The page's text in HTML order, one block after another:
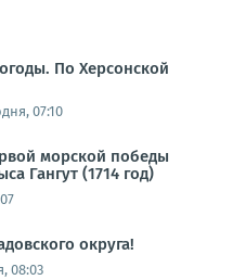
По Херсонской
07:10
морской победы
Гангут (1714 год)
округа!
08:03